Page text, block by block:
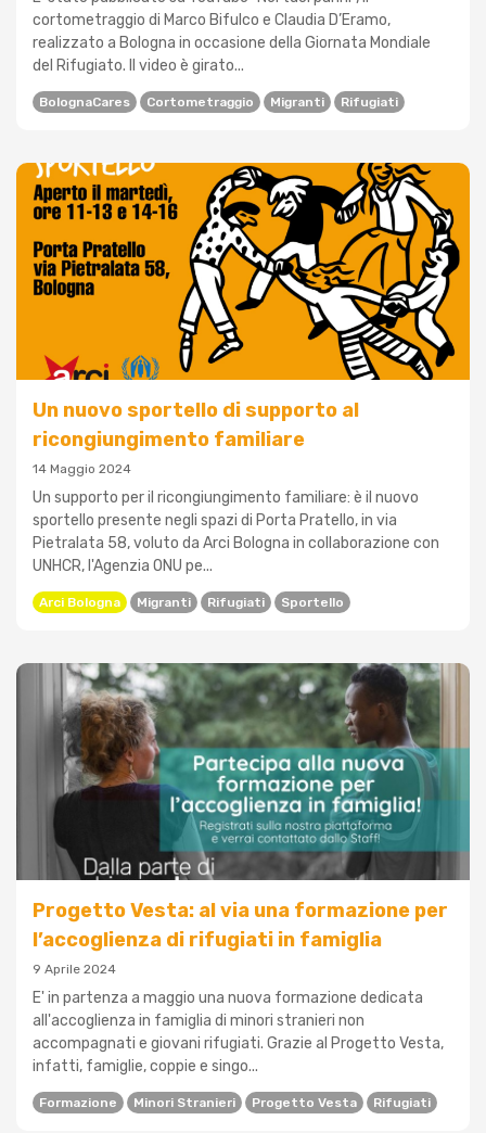
cortometraggio di Marco Bifulco e Claudia D’Eramo,
realizzato a Bologna in occasione della Giornata Mondiale
del Rifugiato. Il video è girato...
BolognaCares Cortometraggio Migranti Rifugiati
Un nuovo sportello di supporto al
ricongiungimento familiare
14 Maggio 2024
Un supporto per il ricongiungimento familiare: è il nuovo
sportello presente negli spazi di Porta Pratello, in via
Pietralata 58, voluto da Arci Bologna in collaborazione con
UNHCR, l'Agenzia ONU pe...
Arci Bologna Migranti Rifugiati Sportello
Progetto Vesta: al via una formazione per
l’accoglienza di rifugiati in famiglia
9 Aprile 2024
E' in partenza a maggio una nuova formazione dedicata
all'accoglienza in famiglia di minori stranieri non
accompagnati e giovani rifugiati. Grazie al Progetto Vesta,
infatti, famiglie, coppie e singo...
Formazione Minori Stranieri Progetto Vesta Rifugiati